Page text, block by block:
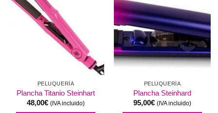
PELUQUERÍA
Plancha Titanio Steinhart
48,00€ (IVA incluido)
a la
lista de
deseos
PELUQUERÍA
Plancha Steinhard
95,00€ (IVA incluido)